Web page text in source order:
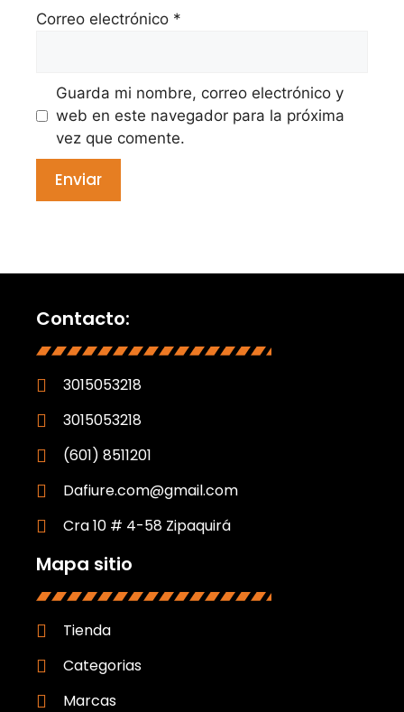
Correo electrónico *
Guarda mi nombre, correo electrónico y
web en este navegador para la próxima
vez que comente.
Contacto:
3015053218
3015053218
(601) 8511201
Dafiure.com@gmail.com
Cra 10 # 4-58 Zipaquirá
Mapa sitio
Tienda
Categorias
Marcas